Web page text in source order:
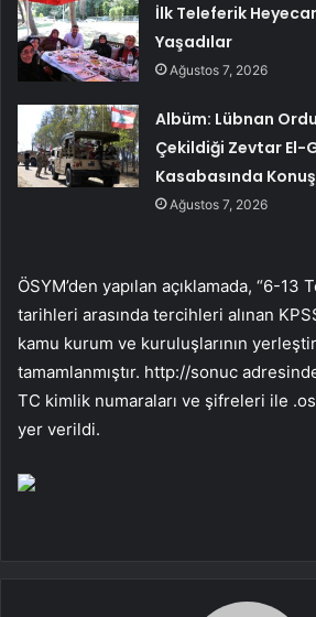
İlk Teleferik
Yaşadılar
Ağustos 7, 2026
Albüm: Lübnan
Çekildiği Zevtar El-
Kasabasında
Ağustos 7, 2026
ÖSYM’den yapılan açıklamada, “6-13
tarihleri ​​arasında tercihleri ​​alınan
kamu kurum ve kuruluşlarının
tamamlanmıştır. http://sonuc
TC kimlik numaraları ve şifreleri ile
yer verildi.